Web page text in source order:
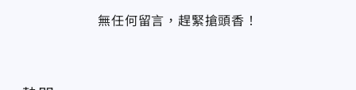
無任何留言，趕緊搶頭香！